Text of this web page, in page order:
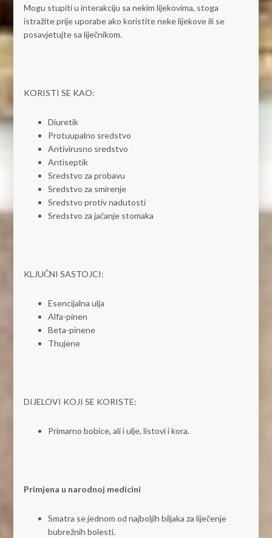
Mogu stupiti u interakciju sa nekim lijekovima, stoga
istražite prije uporabe ako koristite neke lijekove ili se
posavjetujte sa liječnikom.
KORISTI SE KAO:
Diuretik
Protuupalno sredstvo
Antivirusno sredstvo
Antiseptik
Sredstvo za probavu
Sredstvo za smirenje
Sredstvo protiv nadutosti
Sredstvo za jačanje stomaka
KLJUČNI SASTOJCI:
Esencijalna ulja
Alfa-pinen
Beta-pinene
Thujene
DIJELOVI KOJI SE KORISTE:
Primarno bobice, ali i ulje, listovi i kora.
Primjena u narodnoj medicini
Smatra se jednom od najboljih biljaka za liječenje
bubrežnih bolesti.